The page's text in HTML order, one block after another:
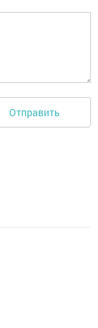
Отправить